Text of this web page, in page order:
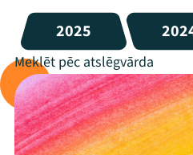
2025